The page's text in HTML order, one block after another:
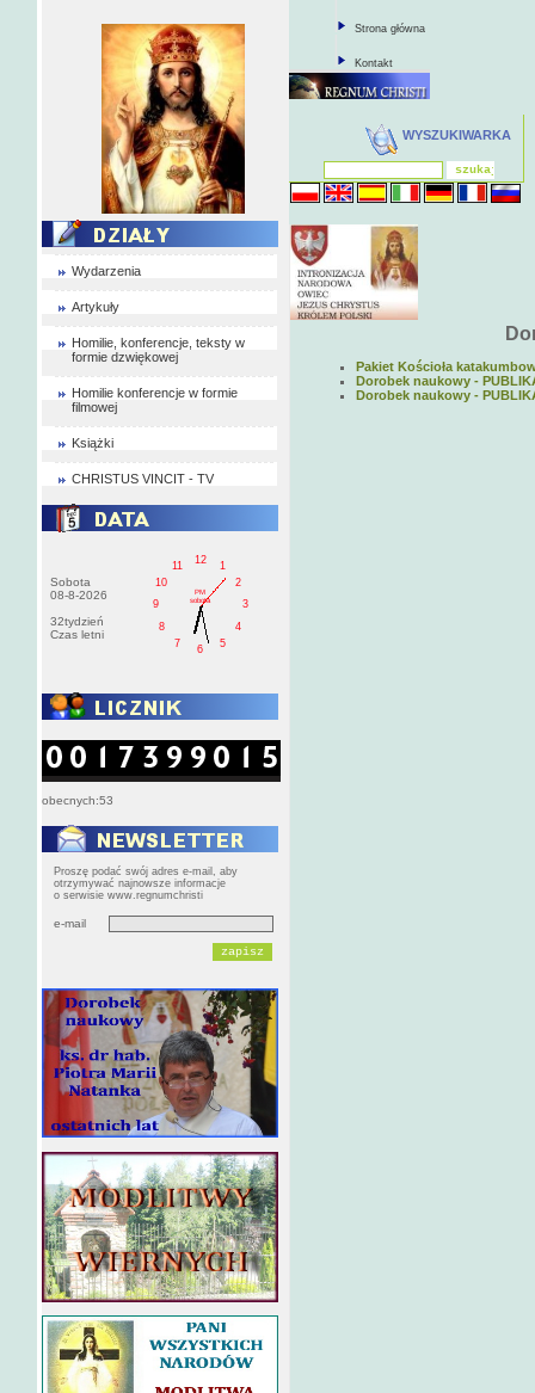
Wydarzenia
Artykuły
Homilie, konferencje, teksty w
formie dzwiękowej
Homilie konferencje w formie
filmowej
Książki
CHRISTUS VINCIT - TV
Sobota
08-8-2026
32tydzień
Czas letni
1
2
3
4
5
6
7
8
9
10
11
12
PM
sobota
obecnych:53
Proszę podać swój adres e-mail, aby
otrzymywać najnowsze informacje
o serwisie www.regnumchristi
e-mail
Strona główna
Kontakt
WYSZUKIWARKA
Pakiet Kościoła
Dorobek naukowy -
Dorobek naukowy -